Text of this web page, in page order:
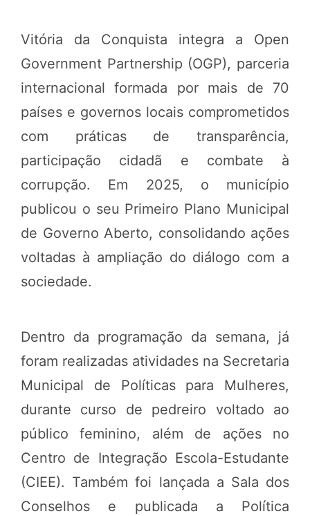
Vitória da Conquista integra a Open
Government Partnership (OGP), parceria
internacional formada por mais de 70
países e governos locais comprometidos
com práticas de transparência,
participação cidadã e combate à
corrupção. Em 2025, o município
publicou o seu Primeiro Plano Municipal
de Governo Aberto, consolidando ações
voltadas à ampliação do diálogo com a
sociedade.
Dentro da programação da semana, já
foram realizadas atividades na Secretaria
Municipal de Políticas para Mulheres,
durante curso de pedreiro voltado ao
público feminino, além de ações no
Centro de Integração Escola-Estudante
(CIEE). Também foi lançada a Sala dos
Conselhos e publicada a Política